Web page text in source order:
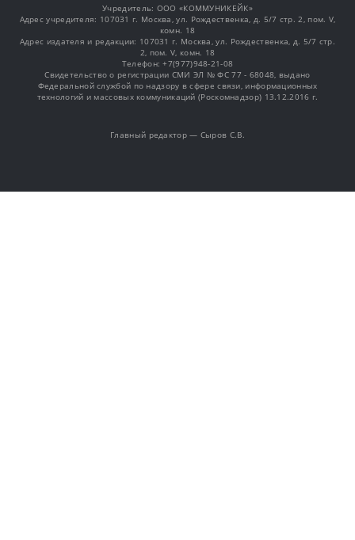
Учредитель: OOO «КОММУНИКЕЙК»
Адрес учредителя: 107031 г. Москва, ул. Рождественка, д. 5/7 стр. 2, пом. V,
комн. 18
Адрес издателя и редакции: 107031 г. Москва, ул. Рождественка, д. 5/7 стр.
2, пом. V, комн. 18
Телефон: +7(977)948-21-08
Свидетельство о регистрации СМИ ЭЛ № ФС 77 - 68048, выдано
Федеральной службой по надзору в сфере связи, информационных
технологий и массовых коммуникаций (Роскомнадзор) 13.12.2016 г.
Главный редактор — Сыров С.В.